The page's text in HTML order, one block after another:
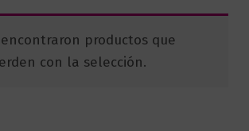
encontraron productos que
con la selección.